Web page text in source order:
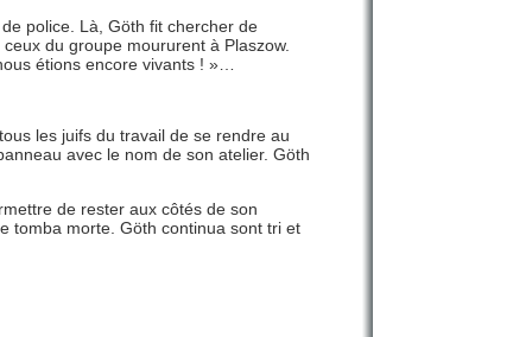
police. Là, Göth fit chercher de
du groupe moururent à Plaszow.
étions encore vivants ! »…
les juifs du travail de se rendre au
avec le nom de son atelier. Göth
de rester aux côtés de son
tomba morte. Göth continua sont tri et